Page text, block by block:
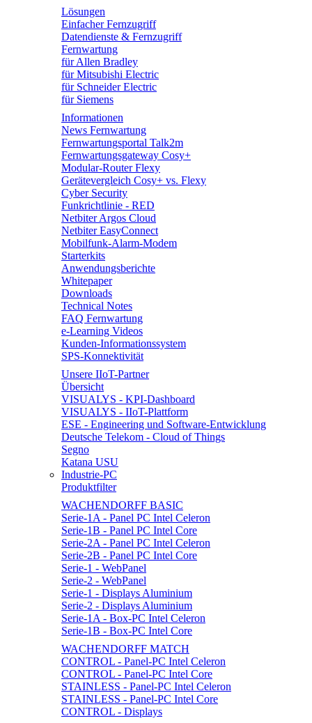
Lösungen
Einfacher Fernzugriff
Datendienste & Fernzugriff
Fernwartung
für Allen Bradley
für Mitsubishi Electric
für Schneider Electric
für Siemens
Informationen
News Fernwartung
Fernwartungsportal Talk2m
Fernwartungsgateway Cosy+
Modular-Router Flexy
Gerätevergleich Cosy+ vs. Flexy
Cyber Security
Funkrichtlinie - RED
Netbiter Argos Cloud
Netbiter EasyConnect
Mobilfunk-Alarm-Modem
Starterkits
Anwendungsberichte
Whitepaper
Downloads
Technical Notes
FAQ Fernwartung
e-Learning Videos
Kunden-Informationssystem
SPS-Konnektivität
Unsere IIoT-Partner
Übersicht
VISUALYS - KPI-Dashboard
VISUALYS - IIoT-Plattform
ESE - Engineering und Software-Entwicklung
Deutsche Telekom - Cloud of Things
Segno
Katana USU
Industrie-PC
Produktfilter
WACHENDORFF BASIC
Serie-1A - Panel PC Intel Celeron
Serie-1B - Panel PC Intel Core
Serie-2A - Panel PC Intel Celeron
Serie-2B - Panel PC Intel Core
Serie-1 - WebPanel
Serie-2 - WebPanel
Serie-1 - Displays Aluminium
Serie-2 - Displays Aluminium
Serie-1A - Box-PC Intel Celeron
Serie-1B - Box-PC Intel Core
WACHENDORFF MATCH
CONTROL - Panel-PC Intel Celeron
CONTROL - Panel-PC Intel Core
STAINLESS - Panel-PC Intel Celeron
STAINLESS - Panel-PC Intel Core
CONTROL - Displays